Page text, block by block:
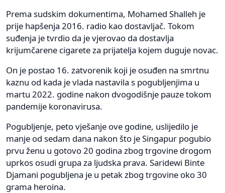
Prema sudskim dokumentima, Mohamed Shalleh je
prije hapšenja 2016. radio kao dostavljač. Tokom
suđenja je tvrdio da je vjerovao da dostavlja
krijumčarene cigarete za prijatelja kojem duguje novac.
On je postao 16. zatvorenik koji je osuđen na smrtnu
kaznu od kada je vlada nastavila s pogubljenjima u
martu 2022. godine nakon dvogodišnje pauze tokom
pandemije koronavirusa.
Pogubljenje, peto vješanje ove godine, uslijedilo je
manje od sedam dana nakon što je Singapur pogubio
prvu ženu u gotovo 20 godina zbog trgovine drogom
uprkos osudi grupa za ljudska prava. Saridewi Binte
Djamani pogubljena je u petak zbog trgovine oko 30
grama heroina.